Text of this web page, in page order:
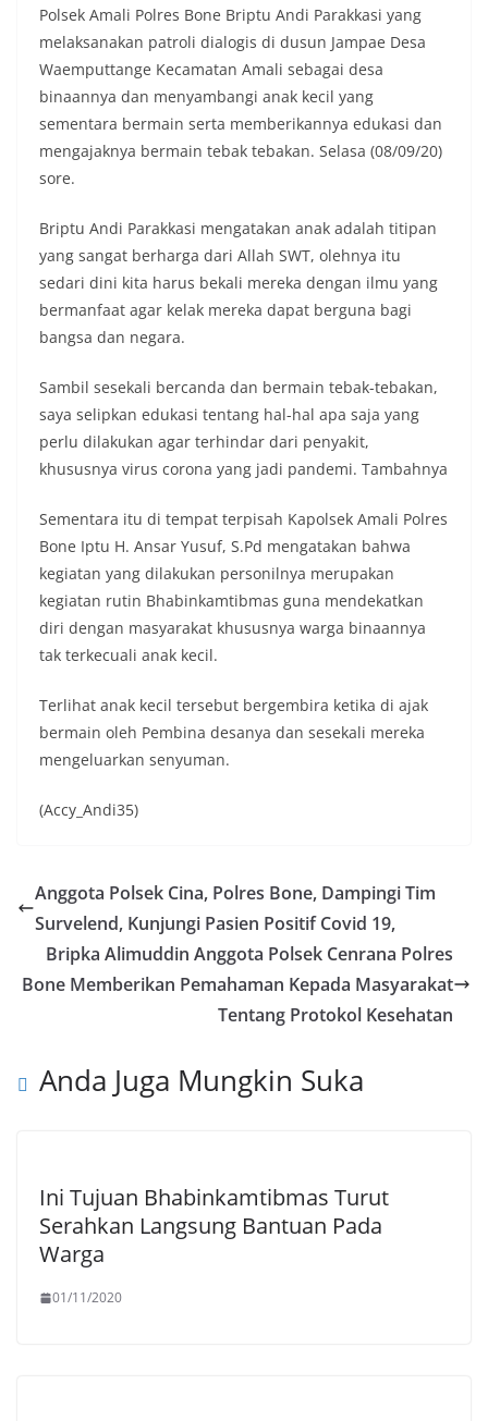
Polsek Amali Polres Bone Briptu Andi Parakkasi yang
melaksanakan patroli dialogis di dusun Jampae Desa
Waemputtange Kecamatan Amali sebagai desa
binaannya dan menyambangi anak kecil yang
sementara bermain serta memberikannya edukasi dan
mengajaknya bermain tebak tebakan. Selasa (08/09/20)
sore.
Briptu Andi Parakkasi mengatakan anak adalah titipan
yang sangat berharga dari Allah SWT, olehnya itu
sedari dini kita harus bekali mereka dengan ilmu yang
bermanfaat agar kelak mereka dapat berguna bagi
bangsa dan negara.
Sambil sesekali bercanda dan bermain tebak-tebakan,
saya selipkan edukasi tentang hal-hal apa saja yang
perlu dilakukan agar terhindar dari penyakit,
khususnya virus corona yang jadi pandemi. Tambahnya
Sementara itu di tempat terpisah Kapolsek Amali Polres
Bone Iptu H. Ansar Yusuf, S.Pd mengatakan bahwa
kegiatan yang dilakukan personilnya merupakan
kegiatan rutin Bhabinkamtibmas guna mendekatkan
diri dengan masyarakat khususnya warga binaannya
tak terkecuali anak kecil.
Terlihat anak kecil tersebut bergembira ketika di ajak
bermain oleh Pembina desanya dan sesekali mereka
mengeluarkan senyuman.
(Accy_Andi35)
Anggota Polsek Cina, Polres Bone, Dampingi Tim
Survelend, Kunjungi Pasien Positif Covid 19,
Bripka Alimuddin Anggota Polsek Cenrana Polres
Bone Memberikan Pemahaman Kepada Masyarakat
Tentang Protokol Kesehatan
Anda Juga Mungkin Suka
Ini Tujuan Bhabinkamtibmas Turut
Serahkan Langsung Bantuan Pada
Warga
01/11/2020